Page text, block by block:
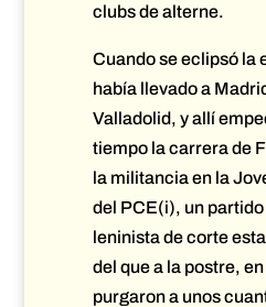
clubs de alterne.
Cuando se eclipsó la
había llevado a
Valladolid, y allí
tiempo la carrera de
la militancia en la
del PCE(i), un
leninista de corte
del que a la postre,
purgaron a unos